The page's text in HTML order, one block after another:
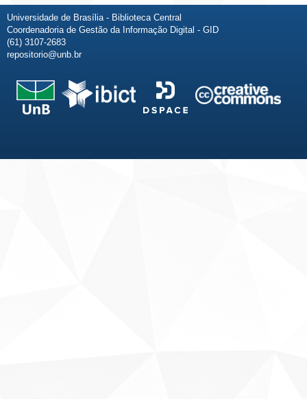
Universidade de Brasília - Biblioteca Central
Coordenadoria de Gestão da Informação Digital - GID
(61) 3107-2683
repositorio@unb.br